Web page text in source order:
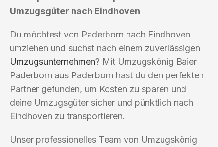
Umzugsgüter nach Eindhoven
Du möchtest von Paderborn nach Eindhoven
umziehen und suchst nach einem zuverlässigen
Umzugsunternehmen? Mit Umzugskönig Baier
Paderborn aus Paderborn hast du den perfekten
Partner gefunden, um Kosten zu sparen und
deine Umzugsgüter sicher und pünktlich nach
Eindhoven zu transportieren.
Unser professionelles Team von Umzugskönig